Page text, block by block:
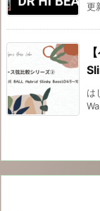
更
は